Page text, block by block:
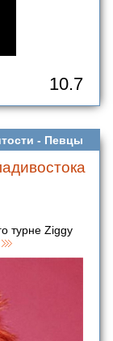
10.7
- Певцы
турне Ziggy